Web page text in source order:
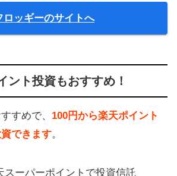
ロッギーのサイトへ
ント投資もおすすめ！
すめで、 100円から楽天ポイント
できます。
スーパーポイントで投資信託